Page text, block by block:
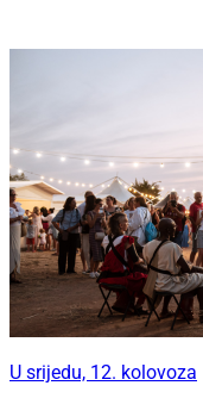
U srijedu, 12. kolovoza